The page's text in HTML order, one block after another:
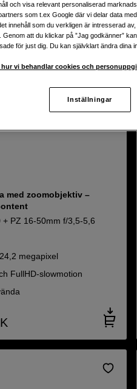
med zoomobjektiv –
+ PZ 16-50mm f/3,5-5,6
megapixel
FullHD-slowmotion
och visa relevant personaliserad
som t.ex Google där vi delar data
innehåll som du verkligen är intresserad
Genom att du klickar på ”Jag godkänner”
för just dig. Du kan självklart ändra dina
hur vi behandlar cookies och
Inställningar